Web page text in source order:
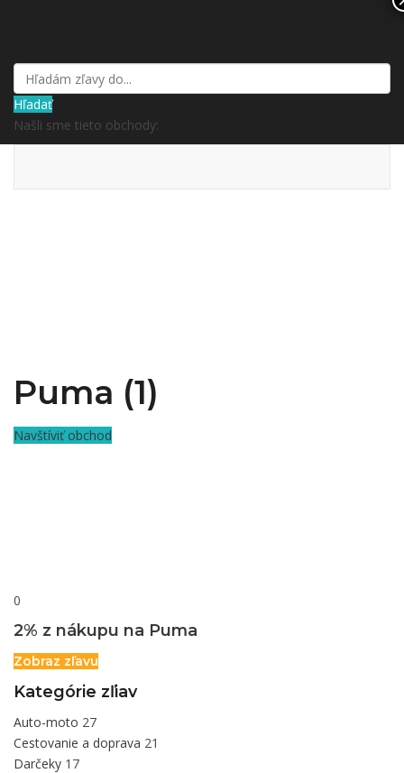
Hľadať
Našli sme tieto obchody:
Puma (1)
Navštíviť obchod
0
2% z nákupu na Puma
Zobraz zľavu
Kategórie zľiav
Auto-moto 27
Cestovanie a doprava 21
Darčeky 17